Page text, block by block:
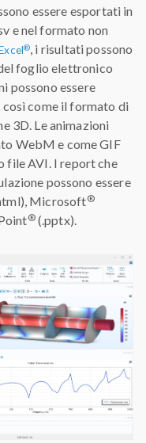
essere esportati in
e nel formato non
®, i risultati possono
foglio elettronico
possono essere
come il formato di
3D. Le animazioni
WebM e come GIF
file AVI. I report che
possono essere
Microsoft®
®(.pptx).